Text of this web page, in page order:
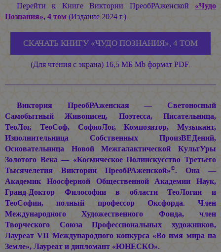
Перейти к Книге Виктории ПреобРАженской «Чудо
Познания», 4 том(Издание 2024 г.).
СКАЧАТЬ КНИГУ «ЧУДО ПОЗНАНИЯ», 4 ТОМ
(Для чтения с экрана) 16,5 МБ Mb формат PDF.
Виктория ПреобРАженская — Светоносный
Самобытный Живописец, Поэтесса, Писательница,
ТеоЛог, ТеоСоф, СофиоЛог, Композитор, Музыкант,
Изполнительница Собственных ПроизВЕДений,
Основательница Новой Межгалактической КультУры
Золотого Века — «Космическое Полиискусство Третьего
Тысячелетия Виктории ПреобРАженской»©. Она —
Академик Ноосферной Общественной Академии Наук,
Гранд-Доктор Философии в области ТеоЛогии и
ТеоСофии, полный профессор Оксфорда. Член
Международного Художественного Фонда, член
Творческого Союза Профессиональных художников,
Лауреат VII Международного конкурса «Во имя мира на
Земле», Лауреат и дипломант «ЮНЕСКО».